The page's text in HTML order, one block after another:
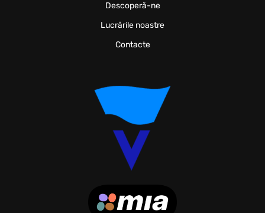
Descoperă-ne
Lucrările noastre
Contacte